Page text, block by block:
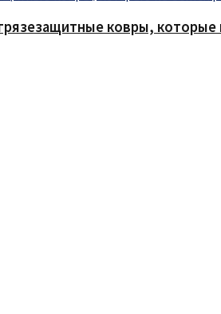
ковры, которые